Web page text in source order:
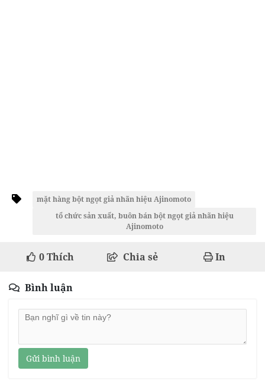
mặt hàng bột ngọt giả nhãn hiệu Ajinomoto
tổ chức sản xuất, buôn bán bột ngọt giả nhãn hiệu
Ajinomoto
0Thích Chia sẻ In
Bình luận
Gửi bình luận